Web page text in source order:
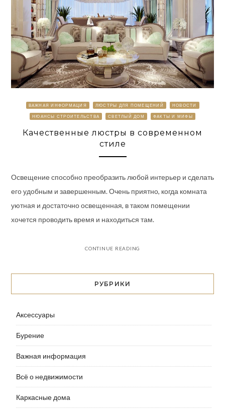
ВАЖНАЯ ИНФОРМАЦИЯ ЛЮСТРЫ ДЛЯ ПОМЕЩЕНИЙ НОВОСТИ
НЮАНСЫ СТРОИТЕЛЬСТВА СВЕТЛЫЙ ДОМ ФАКТЫ И МИФЫ
Качественные люстры в современном
стиле
Освещение способно преобразить любой интерьер и сделать
его удобным и завершенным. Очень приятно, когда комната
уютная и достаточно освещенная, в таком помещении
хочется проводить время и находиться там.
CONTINUE READING
РУБРИКИ
Аксессуары
Бурение
Важная информация
Всё о недвижимости
Каркасные дома